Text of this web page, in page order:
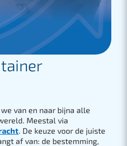
van en naar bijna alle
Meestal via
. De keuze voor de juiste
af van: de bestemming,